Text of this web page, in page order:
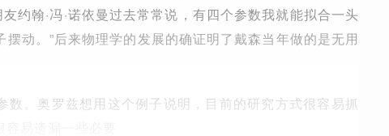
约翰·冯·诺依曼过去常常说，有四个参数我就能拟合一头
动。”后来物理学的发展的确证明了戴森当年做的是无用
数。奥罗兹想用这个例子说明，目前的研究方式很容易抓